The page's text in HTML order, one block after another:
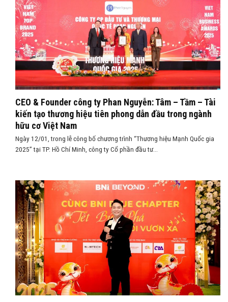
CEO & Founder công ty Phan Nguyễn: Tâm – Tầm – Tài
kiến tạo thương hiệu tiên phong dẫn đầu trong ngành
hữu cơ Việt Nam
Ngày 12/01, trong lễ công bố chương trình “Thương hiệu Mạnh Quốc gia
2025” tại TP. Hồ Chí Minh, công ty Cổ phần đầu tư...